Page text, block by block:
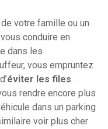
votre famille ou un
conduire en
dans les
vous empruntez
éviter les files.
rendre encore plus
dans un parking
voir plus cher